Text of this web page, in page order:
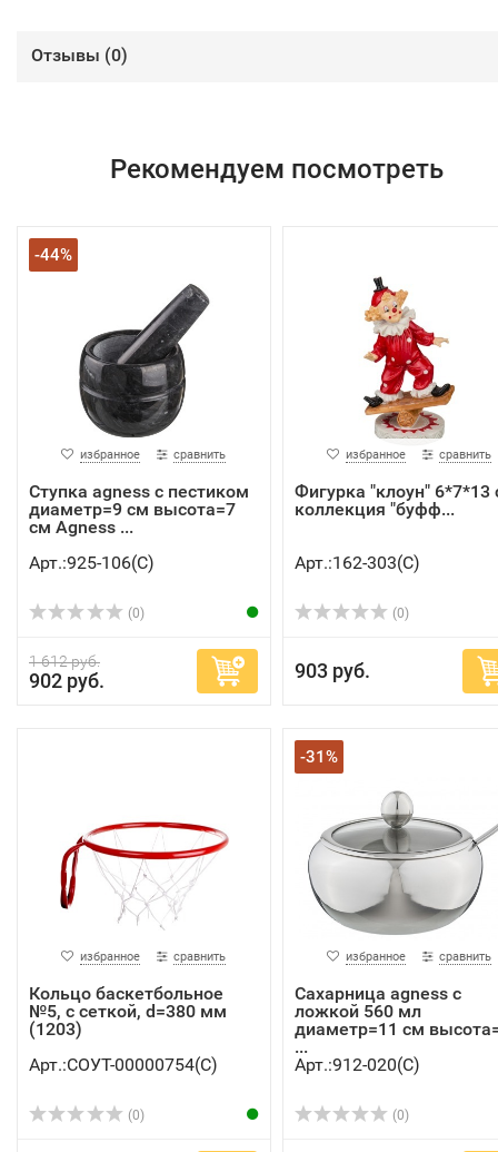
Отзывы (0)
Рекомендуем посмотреть
-44%
избранное сравнить
Ступка agness с пестиком
диаметр=9 см высота=7
см Agness ...
Арт.:925-106(C)
(0)
1 612 руб.
902 руб.
избранное сравнить
Фигурка "клоун" 6*7*13
коллекция "буфф...
Арт.:162-303(C)
(0)
903 руб.
избранное сравнить
Кольцо баскетбольное
№5, с сеткой, d=380 мм
(1203)
Арт.:СОУТ-00000754(C)
(0)
-31%
избранное сравнить
Сахарница agness с
ложкой 560 мл
диаметр=11 см
...
Арт.:912-020(C)
(0)